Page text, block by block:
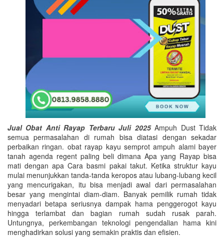
Jual Obat Anti Rayap Terbaru Juli 2025Ampuh Dust Tidak
semua permasalahan di rumah bisa diatasi dengan sekadar
perbaikan ringan. obat rayap kayu semprot ampuh alami bayer
tanah agenda regent paling beli dimana Apa yang Rayap bisa
mati dengan apa Cara basmi pakai takut. Ketika struktur kayu
mulai menunjukkan tanda-tanda keropos atau lubang-lubang kecil
yang mencurigakan, itu bisa menjadi awal dari permasalahan
besar yang mengintai diam-diam. Banyak pemilik rumah tidak
menyadari betapa seriusnya dampak hama penggerogot kayu
hingga terlambat dan bagian rumah sudah rusak parah.
Untungnya, perkembangan teknologi pengendalian hama kini
menghadirkan solusi yang semakin praktis dan efisien.